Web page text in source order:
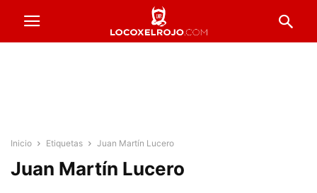
Inicio Etiquetas Juan Martín Lucero
Juan Martín Lucero